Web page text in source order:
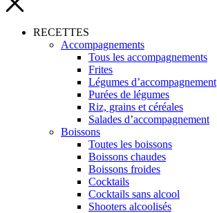
RECETTES
Accompagnements
Tous les accompagnements
Frites
Légumes d’accompagnement
Purées de légumes
Riz, grains et céréales
Salades d’accompagnement
Boissons
Toutes les boissons
Boissons chaudes
Boissons froides
Cocktails
Cocktails sans alcool
Shooters alcoolisés